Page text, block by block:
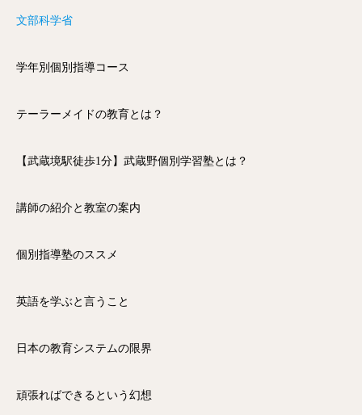
文部科学省
学年別個別指導コース
テーラーメイドの教育とは？
【武蔵境駅徒歩1分】武蔵野個別学習塾とは？
講師の紹介と教室の案内
個別指導塾のススメ
英語を学ぶと言うこと
日本の教育システムの限界
頑張ればできるという幻想